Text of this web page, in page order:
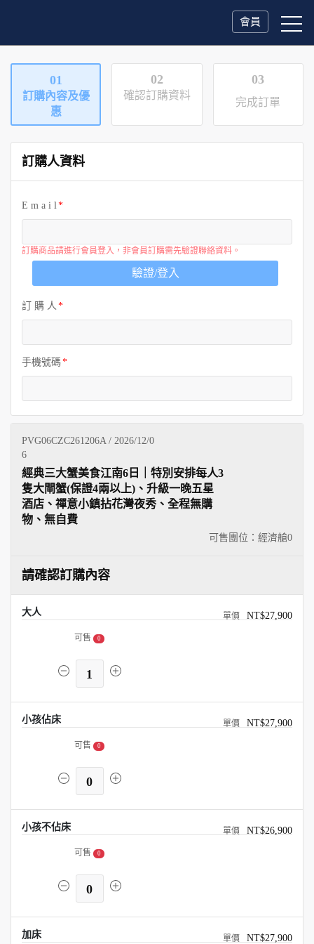
會員
01
訂購內容及優
惠
02
確認訂購資料
03
完成訂單
訂購人資料
E m a i l
訂購商品請進行會員登入，非會員訂購需先驗證聯絡資料。
驗證/登入
訂 購 人
手機號碼
PVG06CZC261206A / 2026/12/0
6
可售團位：經濟艙0
經典三大蟹美食江南6日｜特別安排每人3
隻大閘蟹(保證4兩以上)、升級一晚五星
酒店、禪意小鎮拈花灣夜秀、全程無購
物、無自費
請確認訂購內容
大人 NT$27,900
可售 0
1
小孩佔床 NT$27,900
可售 0
0
小孩不佔床 NT$26,900
可售 0
0
加床 NT$27,900